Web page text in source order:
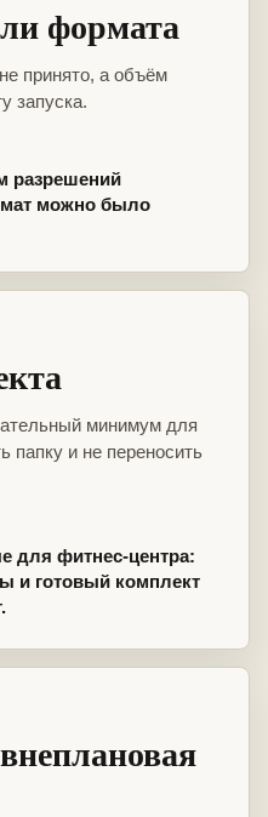
формата
принято, а объём
запуска.
разрешений
можно было
минимум для
папку и не переносить
для фитнес-центра:
и готовый комплект